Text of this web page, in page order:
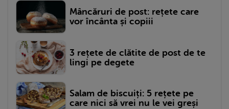
Mâncăruri de post: rețete care
vor încânta și copiii
3 rețete de clătite de post de te
lingi pe degete
Salam de biscuiți: 5 rețete pe
care nici să vrei nu le vei greși